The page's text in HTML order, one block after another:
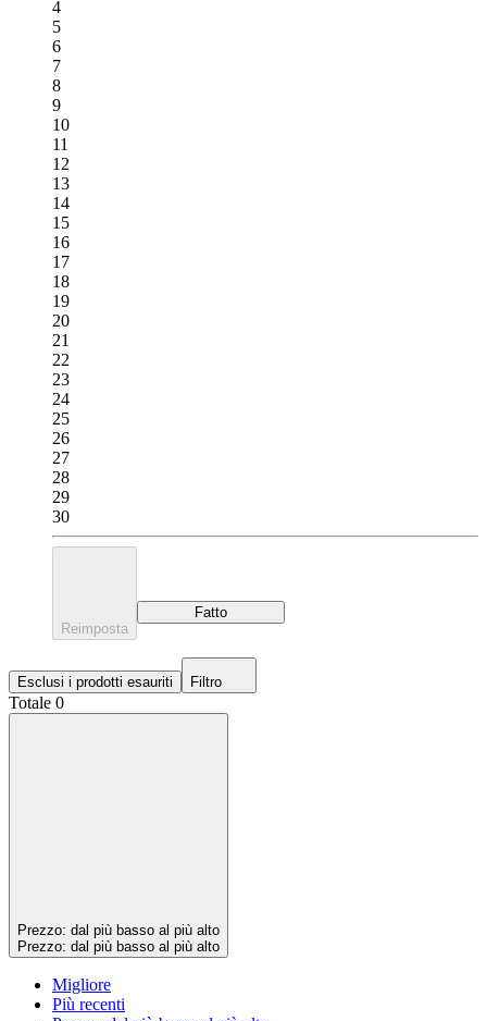
4
5
6
7
8
9
10
11
12
13
14
15
16
17
18
19
20
21
22
23
24
25
26
27
28
29
30
Reimposta
Fatto
Esclusi i prodotti esauriti Filtro
Totale 0
Prezzo: dal più basso al più alto
Prezzo: dal più basso al più alto
Migliore
Più recenti